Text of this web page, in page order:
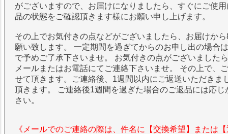
がございますので、お届けになりましたら、すぐにご使
品の状態をご確認頂きます様にお願い申し上げます。
その上でお気付きの点などがございましたら、お届けか
願い致します。 一定期間を過ぎてからのお申し出の場合
で予めご了承下さいませ。 お気付きの点がございました
メールまたはお電話にてご連絡下さいませ。 その上で、
せて頂きます。ご連絡後、1週間以内にご返送いただきま
頂きます。 ご連絡後1週間を過ぎた場合のご返品には応
さい。
《メールでのご連絡の際は、件名に【交換希望】または